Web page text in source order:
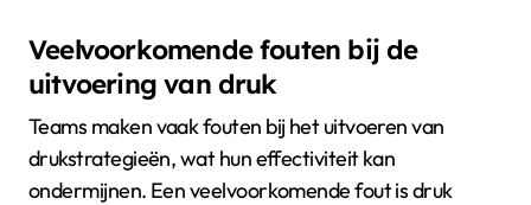
Veelvoorkomende fouten bij de
uitvoering van druk
Teams maken vaak fouten bij het uitvoeren van
drukstrategieën, wat hun effectiviteit kan
ondermijnen. Een veelvoorkomende fout is druk